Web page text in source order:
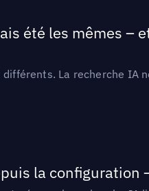
été les mêmes –
La recherche IA
la configuration